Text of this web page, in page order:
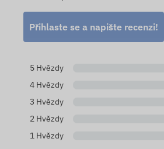
Přihlaste se a napište recenzi!
5 Hvězdy
4 Hvězdy
3 Hvězdy
2 Hvězdy
1 Hvězdy